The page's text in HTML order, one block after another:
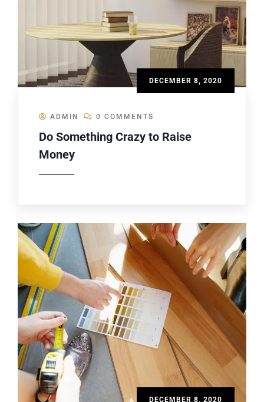
DECEMBER 8, 2020
ADMIN 0 COMMENTS
Do Something Crazy to Raise
Money
DECEMBER 8, 2020